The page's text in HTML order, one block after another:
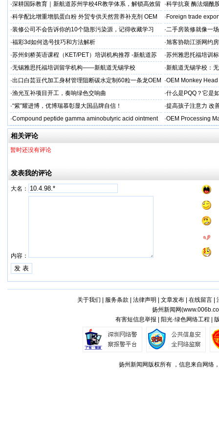
·深耕国际教育｜新航道苏州学校4R教学体系，解锁高效留
学备考之路
·科学抗衰 酶法烟酰
M/ODM定制
·科学配比增重增肌蛋白粉 外贸专供天然营养补充剂 OEM
源头定制
· Foreign trade
·装修公司不会告诉你的10个隐形污染源，记得收藏学习 ·二手房装修就像一
糟心！看完这篇再开
·福彩3d如何选号技巧和方法解析 ·旭客协助江浙网约
标杆
·苏州剑桥英语课程（KET/PET）培训机构推荐 -新航道苏
州学校
·苏州雅思托福培训
率领先
·无锡雅思托福培训留学机构——新航道无锡学校 ·新航道无锡学校：
·出口白芸豆代加工身材管理阻断碳水定制60粒一条龙OEM
贴牌
·OEM Monkey
aps
·渔光互补项目开工，奏响绿色交响曲 ·什么是PQQ？它是
·“紫”耀进博，优博瑞慕彰显大国品牌自信！ ·提高孩子注意力 改
·Compound peptide gamma aminobutyric acid ointment ·OEM Processing
相关评论
暂时还没有评论
发表我的评论
大名：
内容：
关于我们 服务条款 法律声明 文章发布| 在线留言|
扬州新闻网(
有害短信息举报 | 阳光·绿色网络工程 |
扬州新闻网版权所有 ，信息来自网络